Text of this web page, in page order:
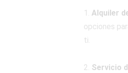
1. Alquiler
opciones
ti.
2. Servicio